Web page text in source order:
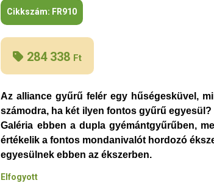
Cikkszám: FR910
284 338 Ft
Az alliance gyűrű felér egy hűségesküvel,
számodra, ha két ilyen fontos gyűrű
Galéria ebben a dupla gyémántgyűrűben,
értékelik a fontos mondanivalót hordozó
egyesülnek ebben az ékszerben.
Elfogyott